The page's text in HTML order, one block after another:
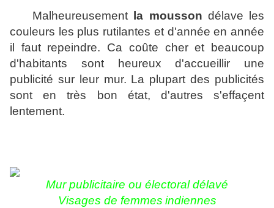
Malheureusement la mousson délave les
couleurs les plus rutilantes et d'année en année
il faut repeindre. Ca coûte cher et beaucoup
d'habitants sont heureux d'accueillir une
publicité sur leur mur. La plupart des publicités
sont en très bon état, d'autres s'effaçent
lentement.
Mur publicitaire ou électoral délavé
Visages de femmes indiennes